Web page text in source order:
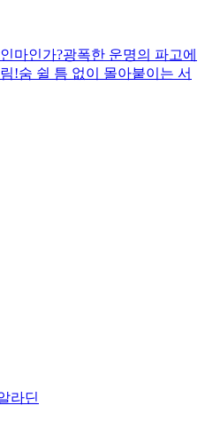
마인가?광폭한 운명의 파고에
!숨 쉴 틈 없이 몰아붙이는 서
라딘